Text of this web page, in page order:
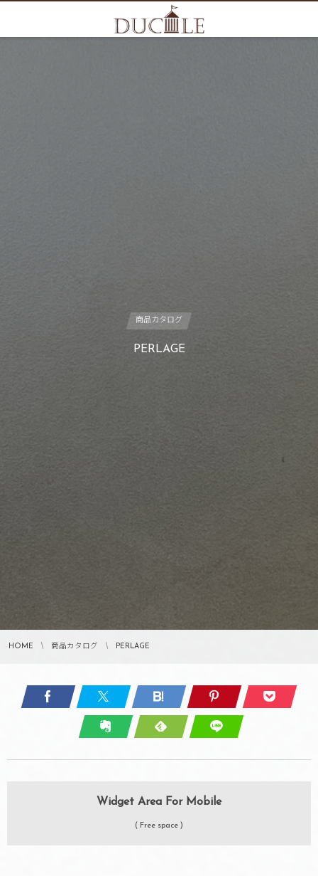
商品カタログ
PERLAGE
HOME 商品カタログ PERLAGE
Widget Area For Mobile
( Free space )